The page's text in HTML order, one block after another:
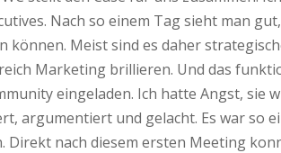
Nach so einem Tag sieht man
Meist sind es daher
Marketing brillieren. Und das
eingeladen. Ich hatte Angst,
argumentiert und gelacht. Es war
nach diesem ersten Meeting